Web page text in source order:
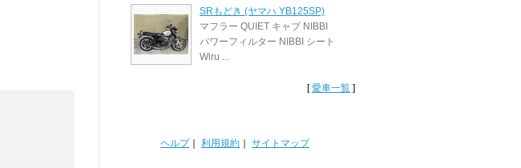
SRもどき (ヤマハ YB125SP)
マフラー QUIET キャブ NIBBI
パワーフィルター NIBBI シート
Wiru ...
[愛車一覧 ]
ヘルプ｜ 利用規約 サイトマップ